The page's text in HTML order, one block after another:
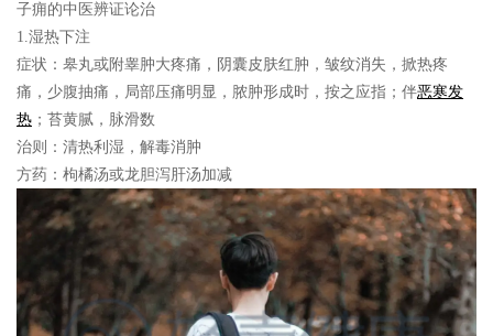
子痈的中医辨证论治
1.湿热下注
症状： 皋丸或附睾肿大疼痛，阴囊皮肤红肿，皱纹消失，掀热疼
痛，少腹抽痛，局部压痛明显，脓肿形成时，按之应指；伴恶寒发
热 ；苔黄腻，脉滑数
治则： 清热利湿，解毒消肿
方药： 枸橘汤或龙胆泻肝汤加减